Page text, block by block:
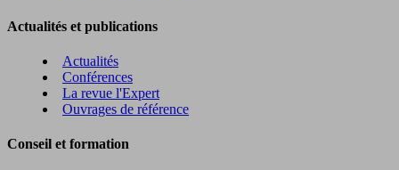
Actualités et publications
Actualités
Conférences
La revue l'Expert
Ouvrages de référence
Conseil et formation